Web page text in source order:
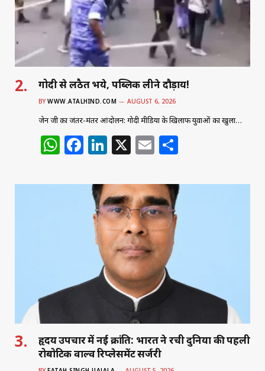
k
गोदी से लठैत भये, पब्लिक लीने दौड़ाय!
BY WWW.ATALHIND.COM AUGUST 6, 2026
जेन जी का जंतर-मंतर आंदोलन: गोदी मीडिया के खिलाफ युवाओं का खुला…
W
h
at
F
a
c
e
b
o
k
Li
n
k
e
dI
n
X E
m
ai
l
ar
e
हृदय उपचार में नई क्रांति: भारत ने रची दुनिया की पहली
रोबोटिक वाल्व रिप्लेसमेंट सर्जरी